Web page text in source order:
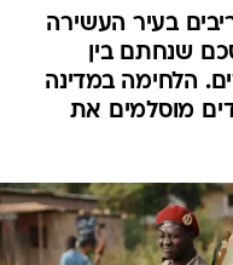
בעיר העשירה
שנחתם בין
הלחימה במדינה
מורדים מוסלמים את